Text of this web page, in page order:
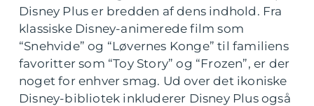
Disney Plus er bredden af dens indhold. Fra
klassiske Disney-animerede film som
“Snehvide” og “Løvernes Konge” til familiens
favoritter som “Toy Story” og “Frozen”, er der
noget for enhver smag. Ud over det ikoniske
Disney-bibliotek inkluderer Disney Plus også